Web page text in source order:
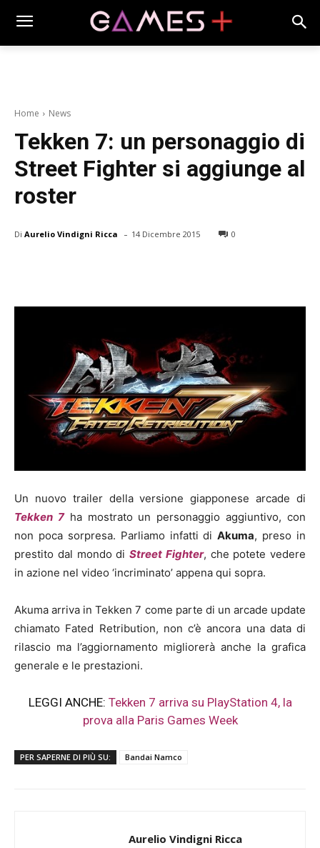
Home News
Tekken 7: un personaggio di
Street Fighter si aggiunge al
roster
Di Aurelio Vindigni Ricca - 14 Dicembre 2015 0
Un nuovo trailer della versione giapponese arcade di
Tekken 7ha mostrato un personaggio aggiuntivo, con
non poca sorpresa. Parliamo infatti diAkuma, preso in
prestito dal mondo di Street Fighter, che potete vedere
in azione nel video ‘incriminato’ appena qui sopra.
Akuma arriva in Tekken 7 come parte di un arcade update
chiamato Fated Retribution, non c’è ancora una data di
rilascio ma l’aggiornamento migliorerà anche la grafica
generale e le prestazioni.
LEGGI ANCHE: Tekken 7 arriva su PlayStation 4, la
prova alla Paris Games Week
PER SAPERNE DI PIÙ SU: Bandai Namco
Aurelio Vindigni Ricca